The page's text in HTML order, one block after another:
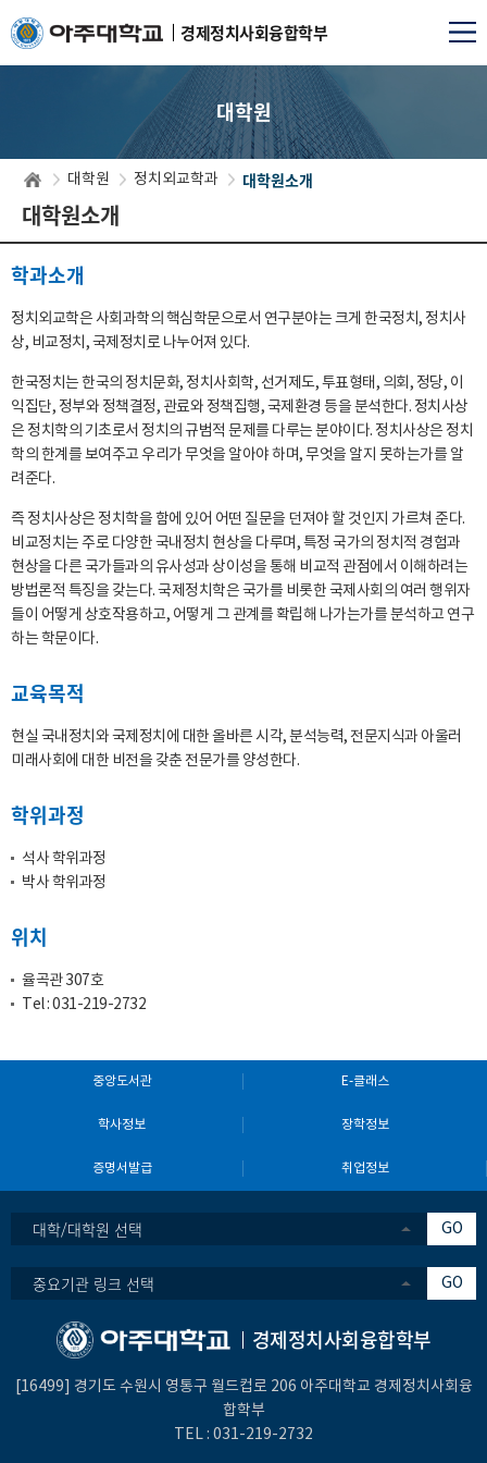
경제정치사회융합학부
대학원
대학원 정치외교학과 대학원소개
대학원소개
학과소개
정치외교학은 사회과학의 핵심학문으로서 연구분야는 크게 한국정치, 정치사
상, 비교정치, 국제정치로 나누어져 있다.
한국정치는 한국의 정치문화, 정치사회학, 선거제도, 투표형태, 의회, 정당, 이
익집단, 정부와 정책결정, 관료와 정책집행, 국제환경 등을 분석한다. 정치사상
은 정치학의 기초로서 정치의 규범적 문제를 다루는 분야이다. 정치사상은 정치
학의 한계를 보여주고 우리가 무엇을 알아야 하며, 무엇을 알지 못하는가를 알
려준다.
즉 정치사상은 정치학을 함에 있어 어떤 질문을 던져야 할 것인지 가르쳐 준다.
비교정치는 주로 다양한 국내정치 현상을 다루며, 특정 국가의 정치적 경험과
현상을 다른 국가들과의 유사성과 상이성을 통해 비교적 관점에서 이해하려는
방법론적 특징을 갖는다. 국제정치학은 국가를 비롯한 국제사회의 여러 행위자
들이 어떻게 상호작용하고, 어떻게 그 관계를 확립해 나가는가를 분석하고 연구
하는 학문이다.
교육목적
현실 국내정치와 국제정치에 대한 올바른 시각, 분석능력, 전문지식과 아울러
미래사회에 대한 비전을 갖춘 전문가를 양성한다.
학위과정
석사 학위과정
박사 학위과정
위치
율곡관 307호
Tel :031-219-2732
중앙도서관 E-클래스
학사정보 장학정보
증명서발급 취업정보
대학/대학원 선택 GO
중요기관 링크 선택 GO
경제정치사회융합학부
[16499] 경기도 수원시 영통구 월드컵로 206 아주대학교 경제정치사회융
합학부
TEL : 031-219-2732